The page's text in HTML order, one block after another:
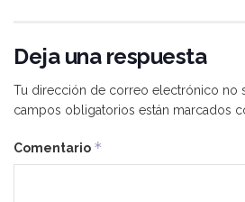
Deja una respuesta
Tu dirección de correo electrónico no
campos obligatorios están marcados
Comentario *